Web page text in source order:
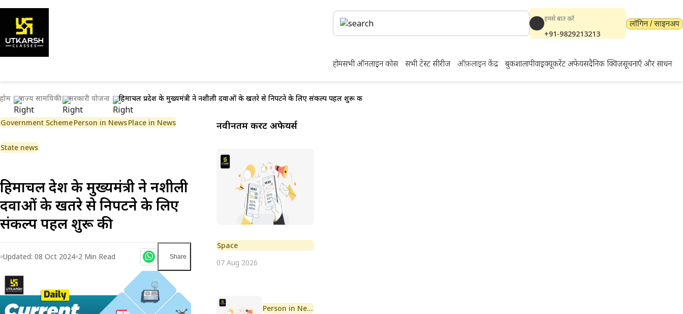
हमसे बात करें
+91-9829213213
लॉगिन / साइनअप
होमसभी ऑनलाइन कोर्स सभी टेस्ट सीरीज ऑफ़लाइन केंद्र बुकशालापीवाईक्यूकरेंट अफेयर्सदैनिक क्विज़सूचनाएँ और साधन
होम राज्य सामयिकी सरकारी योजना हिमाचल प्रदेश के मुख्यमंत्री ने नशीली दवाओं के खतरे से निपटने के लिए संकल्प पहल शुरू की
Government SchemePerson in NewsPlace in News
State news
हिमाचल प्रदेश के मुख्यमंत्री ने नशीली
दवाओं के खतरे से निपटने के लिए
संकल्प पहल शुरू की
Updated: 08 Oct 2024 2 Min Read Share
नवीनतम करेंट अफेयर्स
Space
07 Aug 2026
Person in News